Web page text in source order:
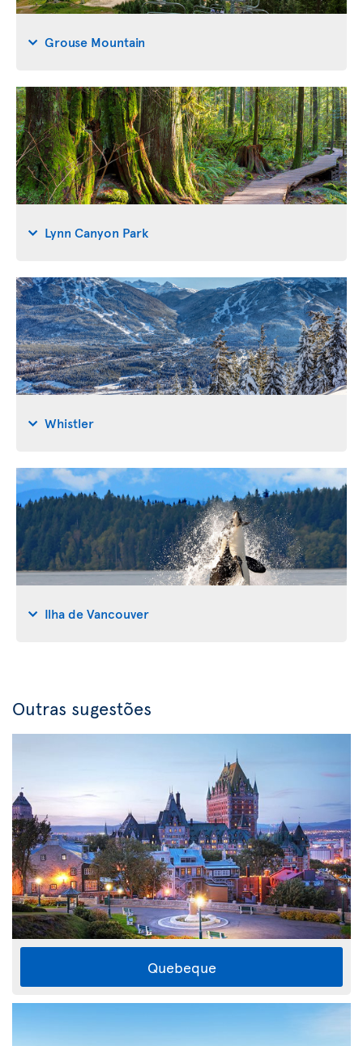
Grouse Mountain
Lynn Canyon Park
Whistler
Ilha de Vancouver
Outras sugestões
Quebeque